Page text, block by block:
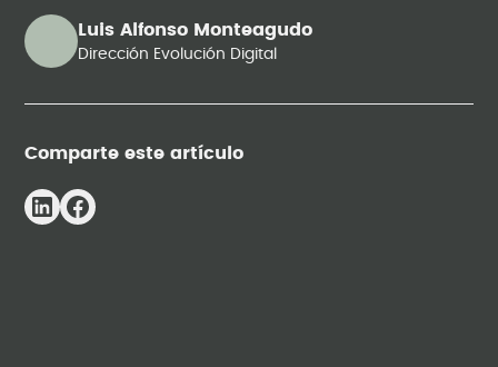
Luis Alfonso Monteagudo
Dirección Evolución Digital
Comparte este artículo